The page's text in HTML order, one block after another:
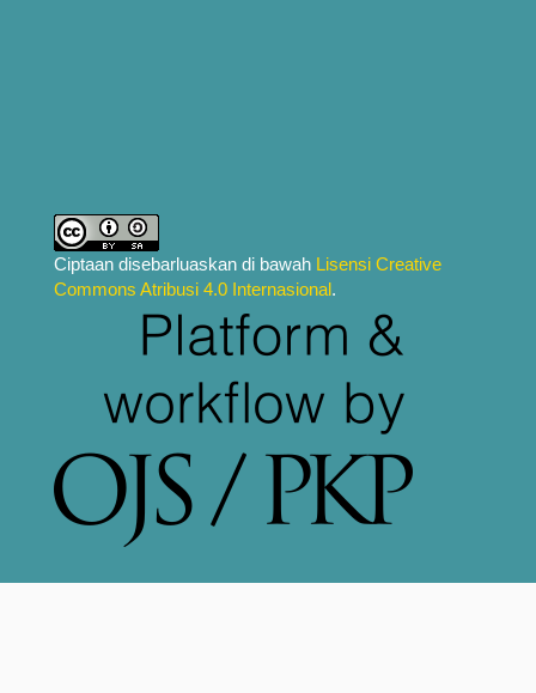
Ciptaan disebarluaskan di bawah Lisensi Creative
Commons Atribusi 4.0 Internasional.